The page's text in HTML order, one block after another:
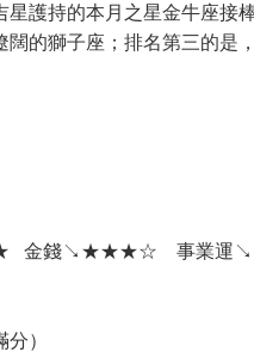
星護持的本月之星金牛座接
闊的獅子座；排名第三的是
金錢↘★★★☆ 事業
）